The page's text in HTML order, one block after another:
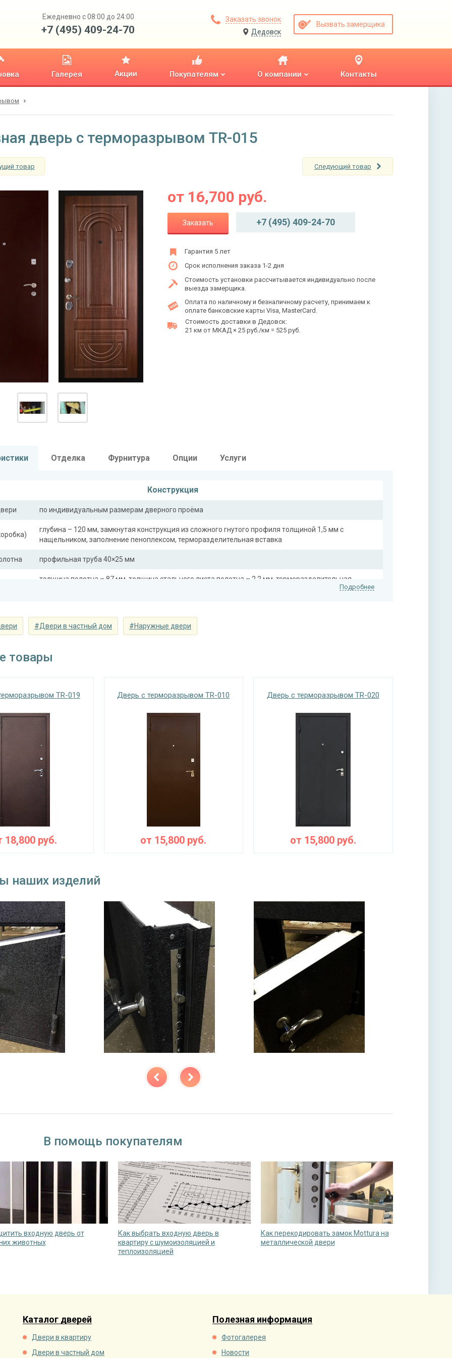
Ежедневно с 08:00 до 24:00
+7 (495) 409-24-70
Заказать звонок
Дедовск
Вызвать замерщика
Галерея Акции Покупателям О компании Контакты
дверь с терморазрывом TR-015
товар Следующий товар
от 16,700 руб.
Заказать +7 (495) 409-24-70
Гарантия 5 лет
Срок исполнения заказа 1-2 дня
Стоимость установки рассчитывается индивидуально после
выезда замерщика.
Оплата по наличному и безналичному расчету, принимаем к
оплате банковские карты Visa, MasterCard.
Стоимость доставки в Дедовск:
21 км от МКАД × 25 руб./км = 525 руб.
Отделка Фурнитура Опции Услуги
Конструкция
по индивидуальным размерам дверного проёма
глубина – 120 мм, замкнутая конструкция из сложного гнутого профиля толщиной 1,5 мм с
нащельником, заполнение пеноплексом, терморазделительная вставка
профильная труба 40×25 мм
толщина полотна – 87 мм, толщина стального листа полотна – 2,2 мм, терморазделительная
Запирающие устройства и фурнитура
на выбор
блокираторы
тройной контур уплотнения, терморазрыв, утеплители — пеноплекс, фольгированный изолон,
Особенности модели
наружное / внутреннее,
левое / правое (на выбор)
180°
Подробнее
#Двери в частный дом #Наружные двери
товары
TR-019
18,800руб.
Дверь с терморазрывом TR-010
от 15,800 руб.
Дверь с терморазрывом TR-020
от 15,800 руб.
наших изделий
В помощь покупателям
входную дверь от
животных
Как выбрать входную дверь в
квартиру с шумоизоляцией и
теплоизоляцией
Как перекодировать замок Mottura на
металлической двери
Каталог дверей
Двери в квартиру
Двери в частный дом
Полезная информация
Фотогалерея
Новости